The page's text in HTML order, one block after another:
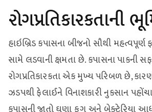
રોગપ્રતિકારકતાની
હાઇબ્રિડ કપાસના બીજનો સૌથી મહત્વપૂર્ણ
સામે લડવાની ક્ષમતા છે. કપાસના પાકની
રોગપ્રતિકારકતા એક મુખ્ય પરિબળ છે,
ઝડપથી ફેલાઈને વિનાશકારી નુકસાન